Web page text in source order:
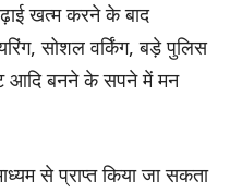
खत्म करने के बाद
सोशल वर्किंग, बड़े पुलिस
आदि बनने के सपने में मन
से प्राप्त किया जा सकता